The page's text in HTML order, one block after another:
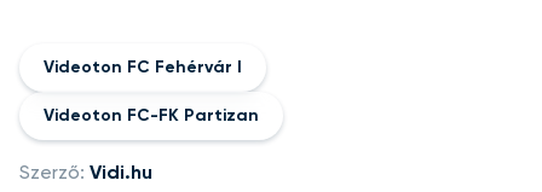
Videoton FC Fehérvár I
Videoton FC-FK Partizan
Szerző: Vidi.hu